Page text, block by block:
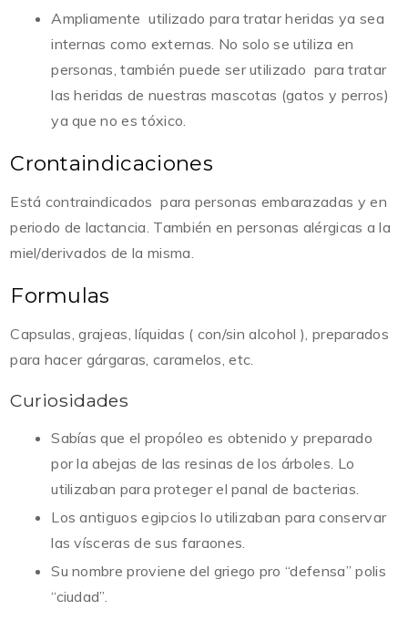
Ampliamente utilizado para tratar heridas ya sea
internas como externas. No solo se utiliza en
personas, también puede ser utilizado para tratar
las heridas de nuestras mascotas (gatos y perros)
ya que no es tóxico.
Crontaindicaciones
Está contraindicados para personas embarazadas y en
periodo de lactancia. También en personas alérgicas a la
miel/derivados de la misma.
Formulas
Capsulas, grajeas, líquidas ( con/sin alcohol ), preparados
para hacer gárgaras, caramelos, etc.
Curiosidades
Sabías que el propóleo es obtenido y preparado
por la abejas de las resinas de los árboles. Lo
utilizaban para proteger el panal de bacterias.
Los antiguos egipcios lo utilizaban para conservar
las vísceras de sus faraones.
Su nombre proviene del griego pro “defensa” polis
“ciudad”.